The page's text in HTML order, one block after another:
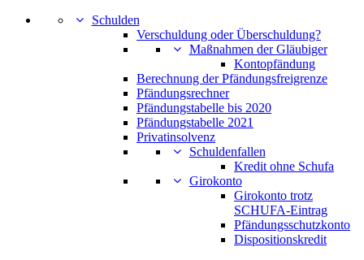
Schulden
Verschuldung oder Überschuldung?
Maßnahmen der Gläubiger
Kontopfändung
Berechnung der Pfändungsfreigrenze
Pfändungsrechner
Pfändungstabelle bis 2020
Pfändungstabelle 2021
Privatinsolvenz
Schuldenfallen
Kredit ohne Schufa
Girokonto
Girokonto trotz
SCHUFA-Eintrag
Pfändungsschutzkonto
Dispositionskredit